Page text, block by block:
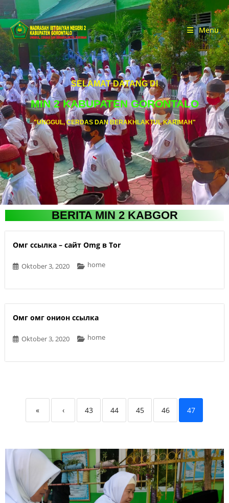
Menu
SELAMAT DATANG DI
MIN 2 KABUPATEN GORONTALO
"UNGGUL, CERDAS DAN BERAKHLAKTUL KARIMAH"
BERITA MIN 2 KABGOR
Омг ссылка – сайт Omg в Tor
Oktober 3, 2020 home
Омг омг онион ссылка
Oktober 3, 2020 home
« ‹ 43 44 45 46 47